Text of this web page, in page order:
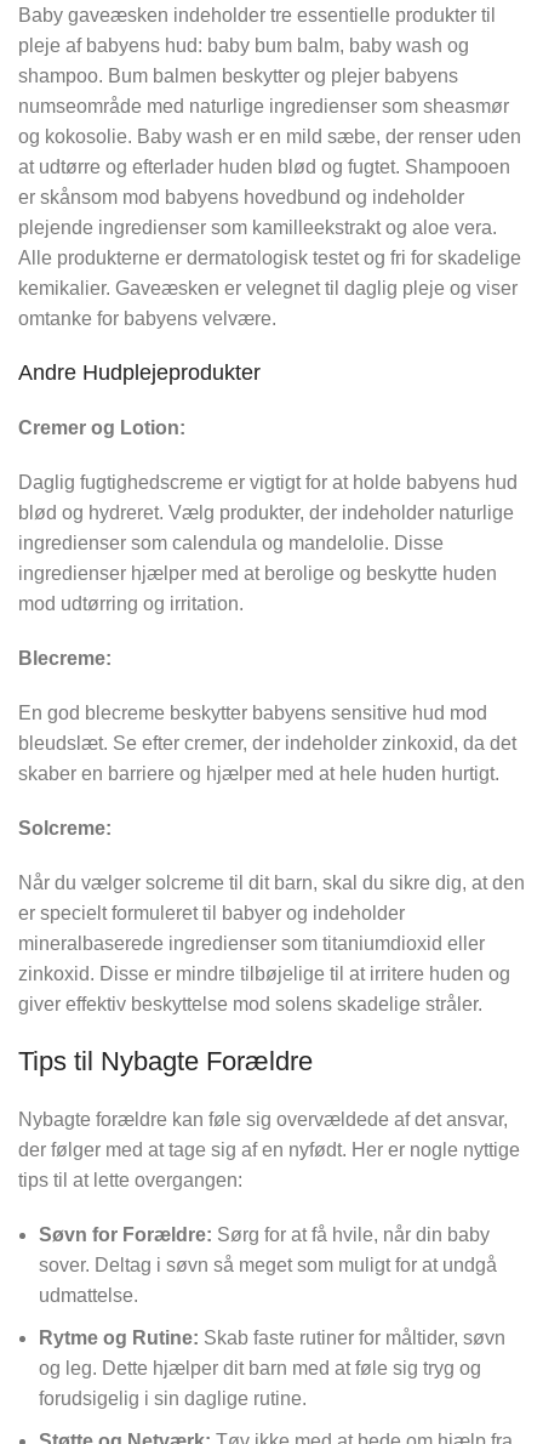
Baby gaveæsken indeholder tre essentielle produkter til
pleje af babyens hud: baby bum balm, baby wash og
shampoo. Bum balmen beskytter og plejer babyens
numseområde med naturlige ingredienser som sheasmør
og kokosolie. Baby wash er en mild sæbe, der renser uden
at udtørre og efterlader huden blød og fugtet. Shampooen
er skånsom mod babyens hovedbund og indeholder
plejende ingredienser som kamilleekstrakt og aloe vera.
Alle produkterne er dermatologisk testet og fri for skadelige
kemikalier. Gaveæsken er velegnet til daglig pleje og viser
omtanke for babyens velvære.
Andre Hudplejeprodukter
Cremer og Lotion:
Daglig fugtighedscreme er vigtigt for at holde babyens hud
blød og hydreret. Vælg produkter, der indeholder naturlige
ingredienser som calendula og mandelolie. Disse
ingredienser hjælper med at berolige og beskytte huden
mod udtørring og irritation.
Blecreme:
En god blecreme beskytter babyens sensitive hud mod
bleudslæt. Se efter cremer, der indeholder zinkoxid, da det
skaber en barriere og hjælper med at hele huden hurtigt.
Solcreme:
Når du vælger solcreme til dit barn, skal du sikre dig, at den
er specielt formuleret til babyer og indeholder
mineralbaserede ingredienser som titaniumdioxid eller
zinkoxid. Disse er mindre tilbøjelige til at irritere huden og
giver effektiv beskyttelse mod solens skadelige stråler.
Tips til Nybagte Forældre
Nybagte forældre kan føle sig overvældede af det ansvar,
der følger med at tage sig af en nyfødt. Her er nogle nyttige
tips til at lette overgangen:
Søvn for Forældre: Sørg for at få hvile, når din baby
sover. Deltag i søvn så meget som muligt for at undgå
udmattelse.
Rytme og Rutine: Skab faste rutiner for måltider, søvn
og leg. Dette hjælper dit barn med at føle sig tryg og
forudsigelig i sin daglige rutine.